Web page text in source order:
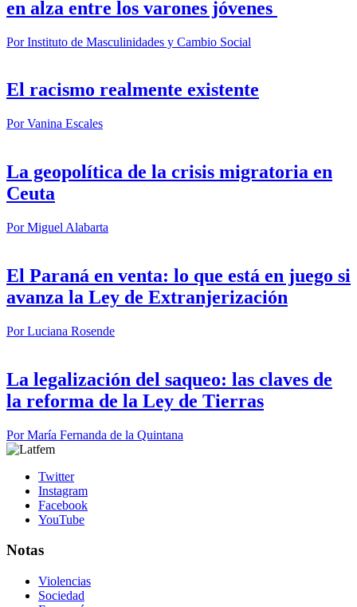
en alza entre los varones jóvenes
PorInstituto de Masculinidades y Cambio Social
El racismo realmente existente
PorVanina Escales
La geopolítica de la crisis migratoria en
Ceuta
PorMiguel Alabarta
El Paraná en venta: lo que está en juego si
avanza la Ley de Extranjerización
PorLuciana Rosende
La legalización del saqueo: las claves de
la reforma de la Ley de Tierras
PorMaría Fernanda de la Quintana
Twitter
Instagram
Facebook
YouTube
Notas
Violencias
Sociedad